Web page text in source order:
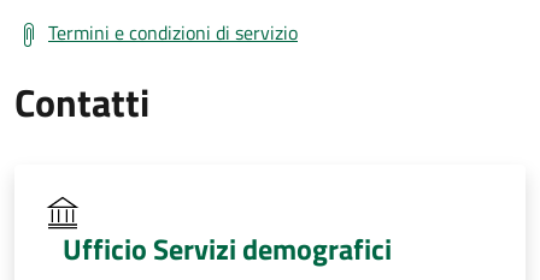
Termini e condizioni di servizio
Contatti
Ufficio Servizi demografici